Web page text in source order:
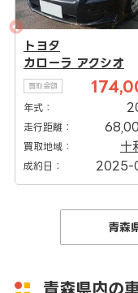
トヨタ
カローラ アクシオ
買取金額
年式：
走行距離：
買取地域： 十
成約日： 2025-
青森
青森県内の